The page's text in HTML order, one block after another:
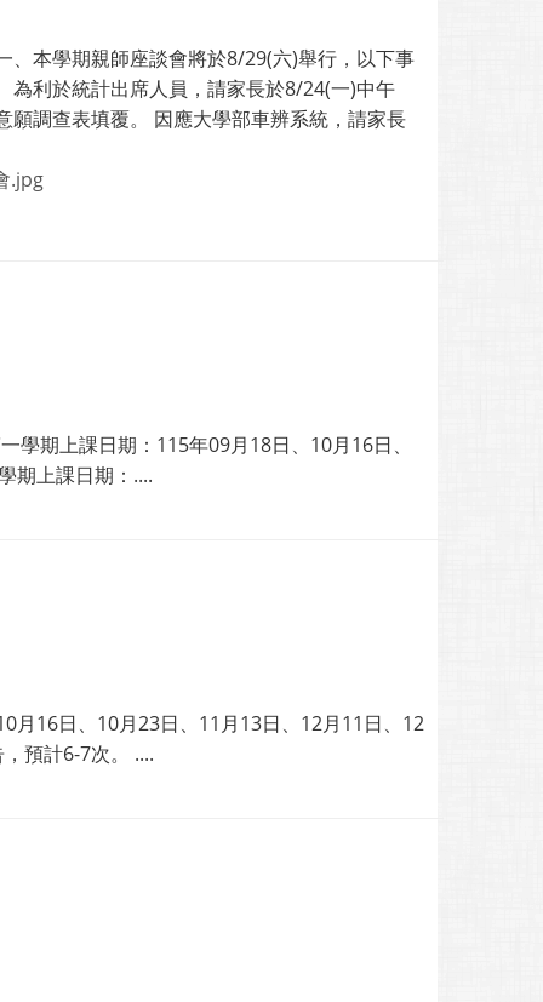
、本學期親師座談會將於8/29(六)舉行，以下事
為利於統計出席人員，請家長於8/24(一)中午
願調查表填覆。 因應大學部車辨系統，請家長
.jpg
期上課日期：115年09月18日、10月16日、
期上課日期：....
16日、10月23日、11月13日、12月11日、12
預計6-7次。 ....